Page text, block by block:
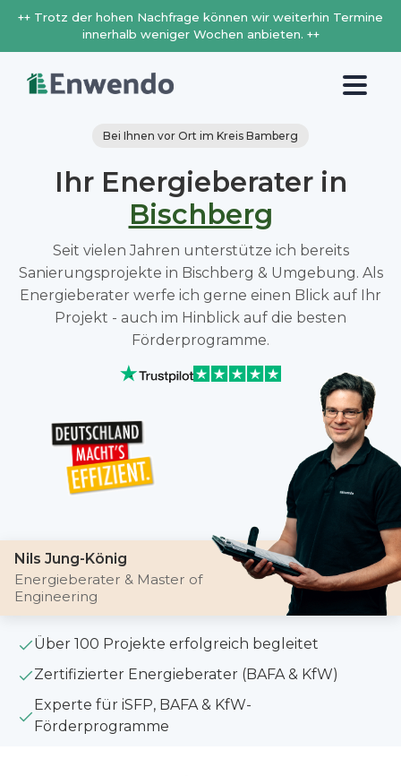
++ Trotz der hohen Nachfrage können wir weiterhin Termine
innerhalb weniger Wochen anbieten. ++
Bei Ihnen vor Ort im Kreis Bamberg
Ihr Energieberater in
Bischberg
Seit vielen Jahren unterstütze ich bereits
Sanierungsprojekte in Bischberg & Umgebung. Als
Energieberater werfe ich gerne einen Blick auf Ihr
Projekt - auch im Hinblick auf die besten
Förderprogramme.
Nils Jung-König
Energieberater & Master of
Engineering
Über 100 Projekte erfolgreich begleitet
Zertifizierter Energieberater (BAFA & KfW)
Experte für iSFP, BAFA & KfW-
Förderprogramme